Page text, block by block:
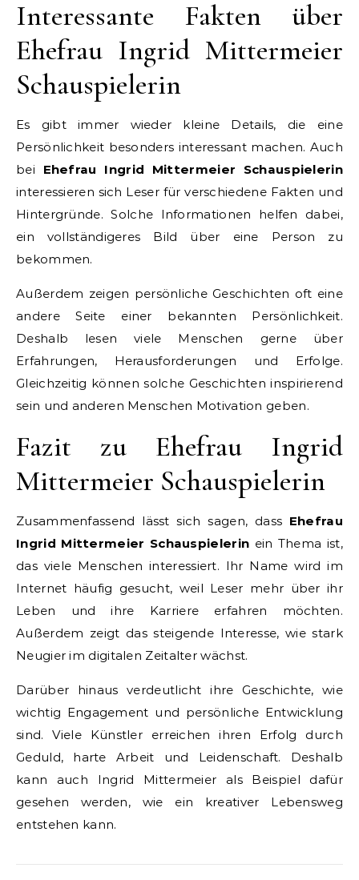
Interessante Fakten über
Ehefrau Ingrid Mittermeier
Schauspielerin
Es gibt immer wieder kleine Details, die eine
Persönlichkeit besonders interessant machen. Auch
bei Ehefrau Ingrid Mittermeier Schauspielerin
interessieren sich Leser für verschiedene Fakten und
Hintergründe. Solche Informationen helfen dabei,
ein vollständigeres Bild über eine Person zu
bekommen.
Außerdem zeigen persönliche Geschichten oft eine
andere Seite einer bekannten Persönlichkeit.
Deshalb lesen viele Menschen gerne über
Erfahrungen, Herausforderungen und Erfolge.
Gleichzeitig können solche Geschichten inspirierend
sein und anderen Menschen Motivation geben.
Fazit zu Ehefrau Ingrid
Mittermeier Schauspielerin
Zusammenfassend lässt sich sagen, dass Ehefrau
Ingrid Mittermeier Schauspielerin ein Thema ist,
das viele Menschen interessiert. Ihr Name wird im
Internet häufig gesucht, weil Leser mehr über ihr
Leben und ihre Karriere erfahren möchten.
Außerdem zeigt das steigende Interesse, wie stark
Neugier im digitalen Zeitalter wächst.
Darüber hinaus verdeutlicht ihre Geschichte, wie
wichtig Engagement und persönliche Entwicklung
sind. Viele Künstler erreichen ihren Erfolg durch
Geduld, harte Arbeit und Leidenschaft. Deshalb
kann auch Ingrid Mittermeier als Beispiel dafür
gesehen werden, wie ein kreativer Lebensweg
entstehen kann.